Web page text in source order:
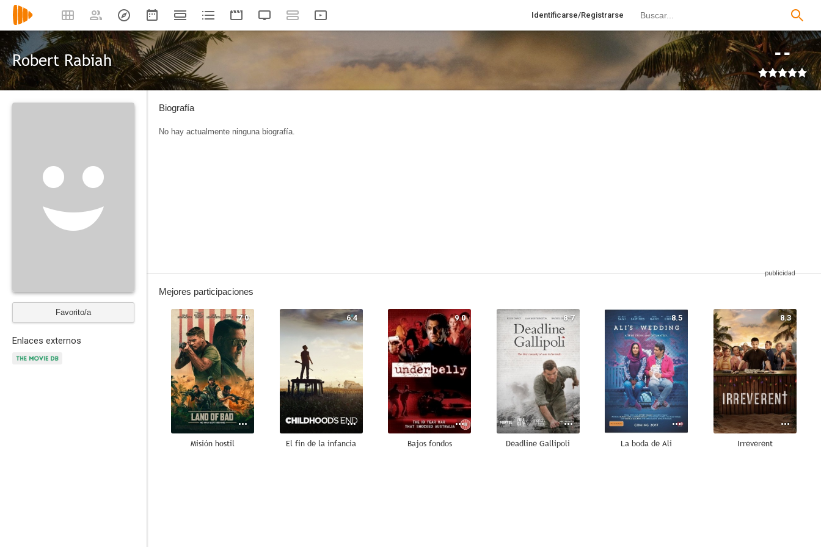
Identificarse/Registrarse
Robert Rabiah --
Favorito/a
Enlaces externos
Biografía
No hay actualmente ninguna biografía.
Mejores participaciones
7.0
Misión hostil
6.4
El fin de la infancia
9.0
Bajos fondos
8.7
Deadline Gallipoli
8.5
La boda de Ali
8.3
Irreverent